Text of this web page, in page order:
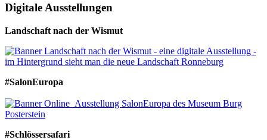
Digitale Ausstellungen
Landschaft nach der Wismut
#SalonEuropa
#Schlössersafari